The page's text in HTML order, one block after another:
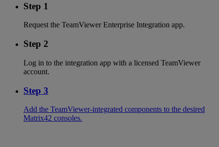
Step 1
Request the TeamViewer Enterprise Integration app.
Step 2
Log in to the integration app with a licensed TeamViewer
account.
Step 3
Add the TeamViewer-integrated components to the desired
Matrix42 consoles.